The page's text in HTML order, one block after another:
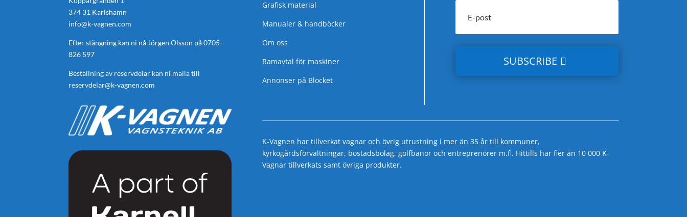
374 31 Karlshamn
info@k-vagnen.com
Efter stängning kan ni nå Jörgen Olsson på0705-
826 597
Beställning av reservdelar kan ni maila till
reservdelar@k-vagnen.com
Grafisk material
Manualer & handböcker
Om oss
Ramavtal för maskiner
Annonser på Blocket
SUBSCRIBE
K-Vagnen har tillverkat vagnar och övrig utrustning i mer än 35 år till kommuner,
kyrkogårdsförvaltningar, bostadsbolag, golfbanor och entreprenörer m.fl. Hittills har fler än 10 000 K-
Vagnar tillverkats samt övriga produkter.